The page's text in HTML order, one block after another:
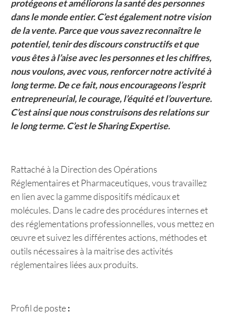
protégeons et améliorons la santé des personnes
dans le monde entier. C’est également notre vision
de la vente. Parce que vous savez reconnaître le
potentiel, tenir des discours constructifs et que
vous êtes à l’aise avec les personnes et les chiffres,
nous voulons, avec vous, renforcer notre activité à
long terme. De ce fait, nous encourageons l’esprit
entrepreneurial, le courage, l’équité et l’ouverture.
C’est ainsi que nous construisons des relations sur
le long terme. C’est le Sharing Expertise.
Rattaché à la Direction des Opérations
Réglementaires et Pharmaceutiques, vous travaillez
en lien avec la gamme dispositifs médicaux et
molécules. Dans le cadre des procédures internes et
des réglementations professionnelles, vous mettez en
œuvre et suivez les différentes actions, méthodes et
outils nécessaires à la maitrise des activités
réglementaires liées aux produits.
Profil de poste: